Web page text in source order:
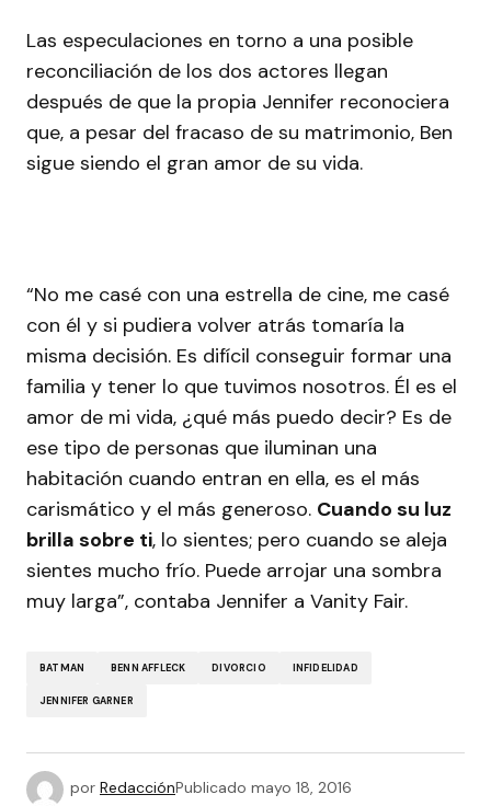
Las especulaciones en torno a una posible
reconciliación de los dos actores llegan
después de que la propia Jennifer reconociera
que, a pesar del fracaso de su matrimonio, Ben
sigue siendo el gran amor de su vida.
“No me casé con una estrella de cine, me casé
con él y si pudiera volver atrás tomaría la
misma decisión. Es difícil conseguir formar una
familia y tener lo que tuvimos nosotros. Él es el
amor de mi vida, ¿qué más puedo decir? Es de
ese tipo de personas que iluminan una
habitación cuando entran en ella, es el más
carismático y el más generoso. Cuando su luz
brilla sobre ti, lo sientes; pero cuando se aleja
sientes mucho frío. Puede arrojar una sombra
muy larga”, contaba Jennifer a Vanity Fair.
BATMAN BENN AFFLECK DIVORCIO INFIDELIDAD
JENNIFER GARNER
por RedacciónPublicado mayo 18, 2016